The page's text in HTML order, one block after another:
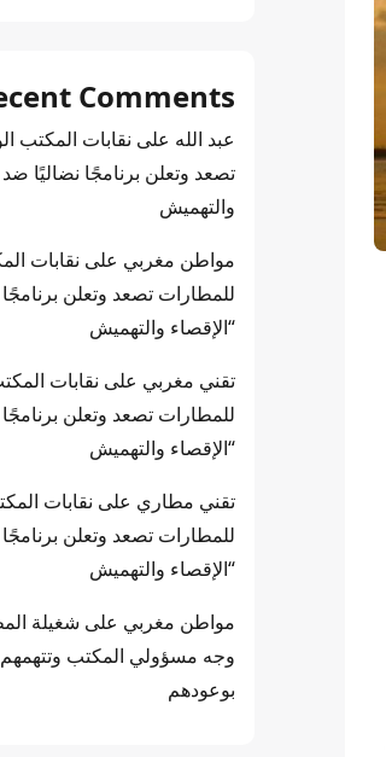
Comments
عبد الله على نقابات المكتب
تصعد وتعلن برنامجًا نضاليًا ضد
والتهميش
مواطن مغربي على نقابات
للمطارات تصعد وتعلن
“الإقصاء والتهميش
تقني مغربي على نقابات
للمطارات تصعد وتعلن
“الإقصاء والتهميش
تقني مطاري على نقابات
للمطارات تصعد وتعلن
“الإقصاء والتهميش
مواطن مغربي على شغيلة
وجه مسؤولي المكتب وتتهمهم
بوعودهم